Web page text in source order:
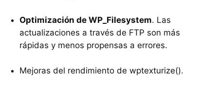
Optimización de WP_Filesystem. Las
actualizaciones a través de FTP son más
rápidas y menos propensas a errores.
Mejoras del rendimiento de wptexturize().